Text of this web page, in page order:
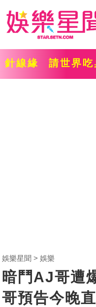
針線緣 請世界吃
娛樂星聞 娛樂
暗鬥AJ哥遭
哥預告今晚